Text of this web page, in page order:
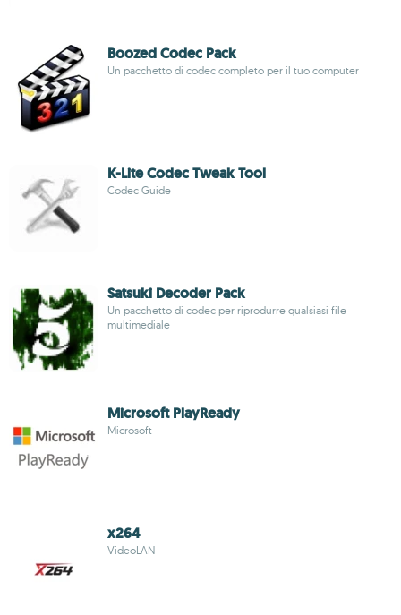
Boozed Codec Pack
Un pacchetto di codec completo per il tuo computer
K-Lite Codec Tweak Tool
Codec Guide
Satsuki Decoder Pack
Un pacchetto di codec per riprodurre qualsiasi file
multimediale
Microsoft PlayReady
Microsoft
x264
VideoLAN